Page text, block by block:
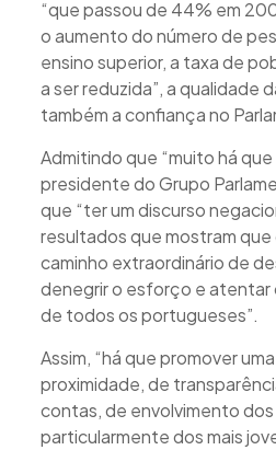
“que passou de 44% em
o aumento do número de
ensino superior, a taxa de
a ser reduzida”, a qualidade
também a confiança no
Admitindo que “muito há
presidente do Grupo
que “ter um discurso
resultados que mostram
caminho extraordinário de
denegrir o esforço e atentar
de todos os portugueses”.
Assim, “há que promover
proximidade, de
contas, de envolvimento
particularmente dos mais